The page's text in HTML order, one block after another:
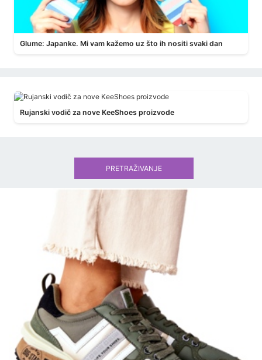
Glume: Japanke. Mi vam kažemo uz što ih nositi svaki dan
Rujanski vodič za nove KeeShoes proizvode
PRETRAŽIVANJE